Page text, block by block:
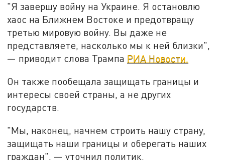
"Я завершу войну на Украине. Я остановлю
хаос на Ближнем Востоке и предотвращу
третью мировую войну. Вы даже не
представляете, насколько мы к ней близки",
— приводит слова Трампа РИА Новости.
Он также пообещала защищать границы и
интересы своей страны, а не других
государств.
"Мы, наконец, начнем строить нашу страну,
защищать наши границы и оберегать наших
граждан", — уточнил политик.